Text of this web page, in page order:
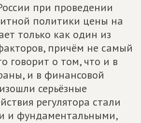
при проведении
политики цены на
только как один из
причём не самый
говорит о том, что и в
и в финансовой
серьёзные
регулятора стали
и фундаментальными,